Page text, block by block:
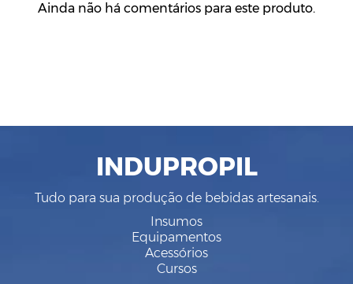
Ainda não há comentários para este produto.
INDUPROPIL
Tudo para sua produção de bebidas artesanais.
Insumos
Equipamentos
Acessórios
Cursos